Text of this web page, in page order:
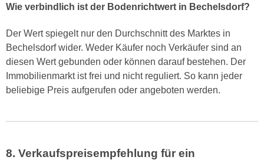
Wie verbindlich ist der Bodenrichtwert in Bechelsdorf?
Der Wert spiegelt nur den Durchschnitt des Marktes in
Bechelsdorf wider. Weder Käufer noch Verkäufer sind an
diesen Wert gebunden oder können darauf bestehen. Der
Immobilienmarkt ist frei und nicht reguliert. So kann jeder
beliebige Preis aufgerufen oder angeboten werden.
8. Verkaufspreisempfehlung für ein